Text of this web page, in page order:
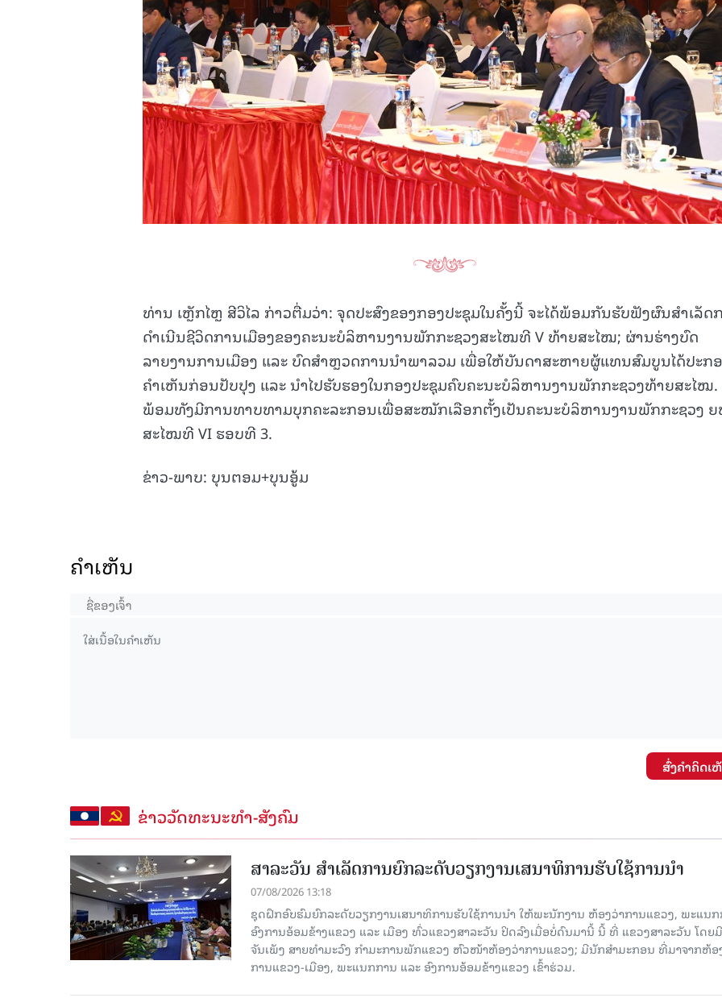
ທ່ານ ເຫຼັກໄຫຼ ສີວິໄລ ກ່າວຕື່ມວ່າ: ຈຸດປະສົງຂອງກອງປະຊຸມໃນຄັ້ງນີ້ ຈະໄດ້ພ້ອມກັນຮັບຟັງຜົນສຳເລັດ
ດໍາເນີນຊີວິດການເມືອງຂອງຄະນະບໍລິຫານງານພັກກະຊວງສະໄໝທີ V ທ້າຍສະໄໝ; ຜ່ານຮ່າງບົດ
ລາຍງານການເມືອງ ແລະ ບົດສຳຫຼວດການນໍາພາລວມ ເພື່ອໃຫ້ບັນດາສະຫາຍຜູ້ແທນສົມບູນໄດ້ປະກ
ຄໍາເຫັນກ່ອນປັບປຸງ ແລະ ນຳໄປຮັບຮອງໃນກອງປະຊຸມຄົບຄະນະບໍລິຫານງານພັກກະຊວງທ້າຍສະໄໝ.
ພ້ອມທັງມີການທາບທາມບຸກຄະລະກອນເພື່ອສະໝັກເລືອກຕັ້ງເປັນຄະນະບໍລິຫານງານພັກກະຊວງ
ສະໄໝທີ VI ຮອບທີ 3.
ຂ່າວ-ພາບ: ບຸນຕອມ+ບຸນອູ້ມ
ຄໍາເຫັນ
ສົ່ງຄໍາຄິດເ
ຂ່າວວັດທະນະທຳ-ສັງຄົມ
ສາລະວັນ ສໍາເລັດການຍົກລະດັບວຽກງານເສນາທິການຮັບໃຊ້ການນໍາ
07/08/2026 13:18
ຊຸດຝຶກອົບຮົມຍົກລະດັບວຽກງານເສນາທິການຮັບໃຊ້ການນໍາ ໃຫ້ພະນັກງານ ຫ້ອງວ່າການແຂວງ, ພະແນ
ອົງການອ້ອມຂ້າງແຂວງ ແລະ ເມືອງ ທົ່ວແຂວງສາລະວັນ ປິດລົງເມື່ອ​ບໍ່​ດົນ​ມາ​ນີ້ ນີ້ ທີ່ ແຂວງສາລະວັນ ໂດຍ​
ຈັນເພັງ ສາຍທຳມະວົງ ກຳມະການພັກແຂວງ ຫົວໜ້າຫ້ອງວ່າການແຂວງ; ມີນັກສຳມະກອນ ທີ່ມາຈາກຫ້ອ
ການແຂວງ-ເມືອງ, ພະແນກການ ແລະ ອົງການອ້ອມຂ້າງແຂວງ ເຂົ້າຮ່ວມ.